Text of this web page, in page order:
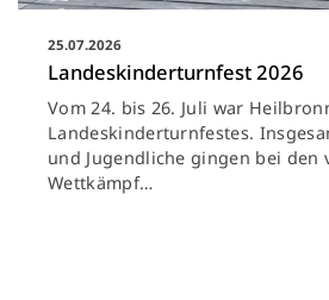
25.07.2026
Landeskinderturnfest 2026
Vom 24. bis 26. Juli war
Landeskinderturnfestes.
und Jugendliche gingen bei den
Wettkämpf…